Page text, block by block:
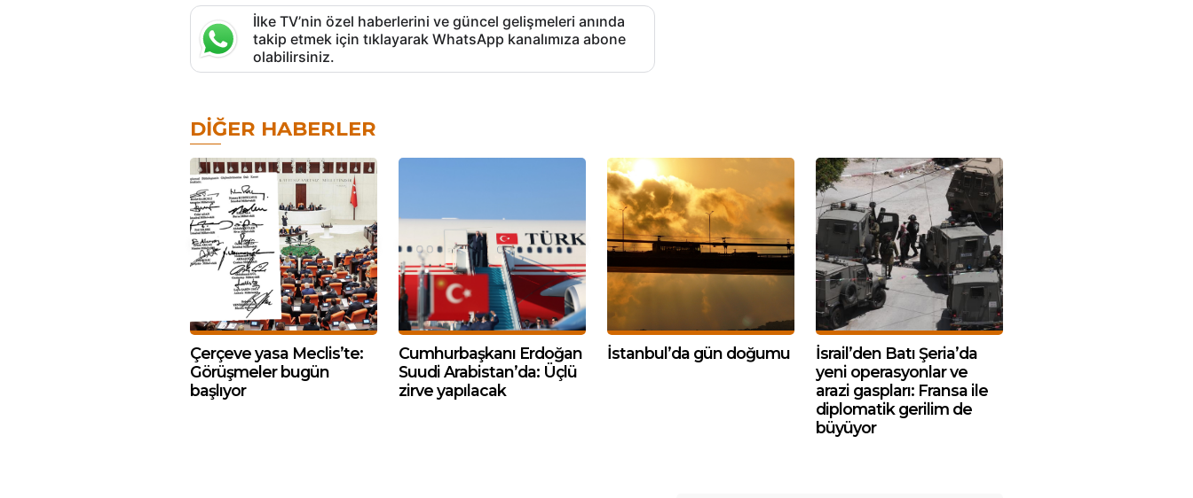
İlke TV’nin özel haberlerini ve güncel gelişmeleri anında
takip etmek için tıklayarak WhatsApp kanalımıza abone
olabilirsiniz.
DIĞER HABERLER
Çerçeve yasa Meclis’te:
Görüşmeler bugün
başlıyor
Cumhurbaşkanı Erdoğan
Suudi Arabistan’da: Üçlü
zirve yapılacak
İstanbul’da gün doğumu
İsrail’den Batı Şeria’da
yeni operasyonlar ve
arazi gaspları: Fransa ile
diplomatik gerilim de
büyüyor